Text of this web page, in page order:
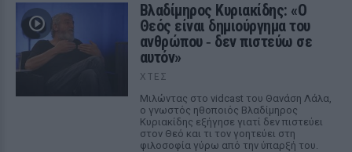
Βλαδίμηρος Κυριακίδης: «Ο
Θεός είναι δημιούργημα του
ανθρώπου ‑ δεν πιστεύω σε
αυτόν»
ΧΤΕΣ
Μιλώντας στο vidcast του Θανάση Λάλα,
ο γνωστός ηθοποιός Βλαδίμηρος
Κυριακίδης εξήγησε γιατί δεν πιστεύει
στον Θεό και τι τον γοητεύει στη
φιλοσοφία γύρω από την ύπαρξή του.